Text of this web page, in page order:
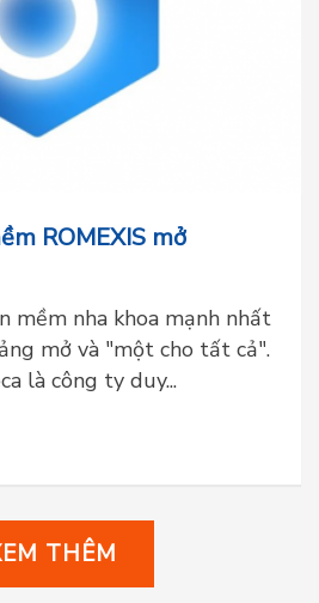
ROMEXIS mở
mềm nha khoa mạnh nhất
mở và "một cho tất cả".
là công ty duy...
THÊM